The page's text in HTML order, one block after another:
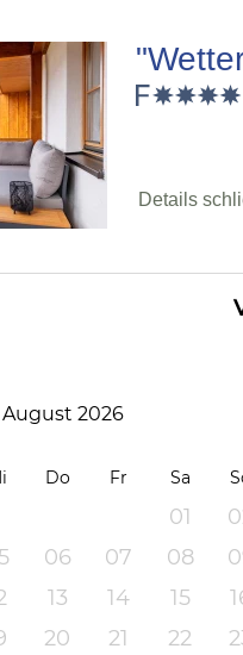
Details
August 2026
Do Fr Sa
01
06 07 08
13 14 15
20 21 22